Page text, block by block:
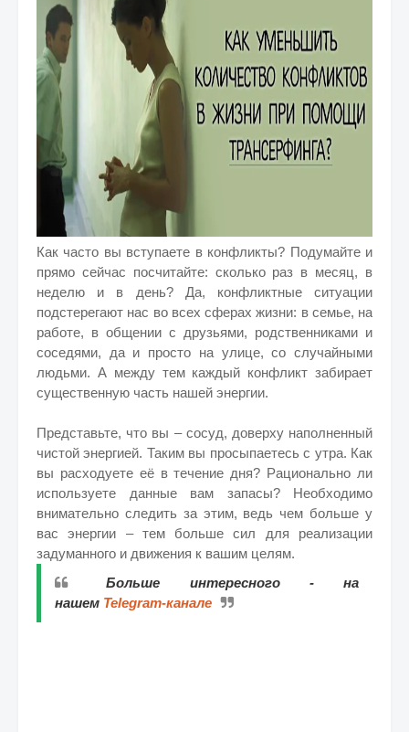
Как часто вы вступаете в конфликты? Подумайте и
прямо сейчас посчитайте: сколько раз в месяц, в
неделю и в день? Да, конфликтные ситуации
подстерегают нас во всех сферах жизни: в семье, на
работе, в общении с друзьями, родственниками и
соседями, да и просто на улице, со случайными
людьми. А между тем каждый конфликт забирает
существенную часть нашей энергии.
Представьте, что вы – сосуд, доверху наполненный
чистой энергией. Таким вы просыпаетесь с утра. Как
вы расходуете её в течение дня? Рационально ли
используете данные вам запасы? Необходимо
внимательно следить за этим, ведь чем больше у
вас энергии – тем больше сил для реализации
задуманного и движения к вашим целям.
Больше интересного - на
нашем Telegram-канале